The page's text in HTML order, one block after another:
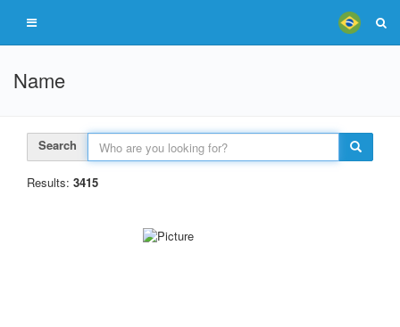
Name
Search
Results: 3415